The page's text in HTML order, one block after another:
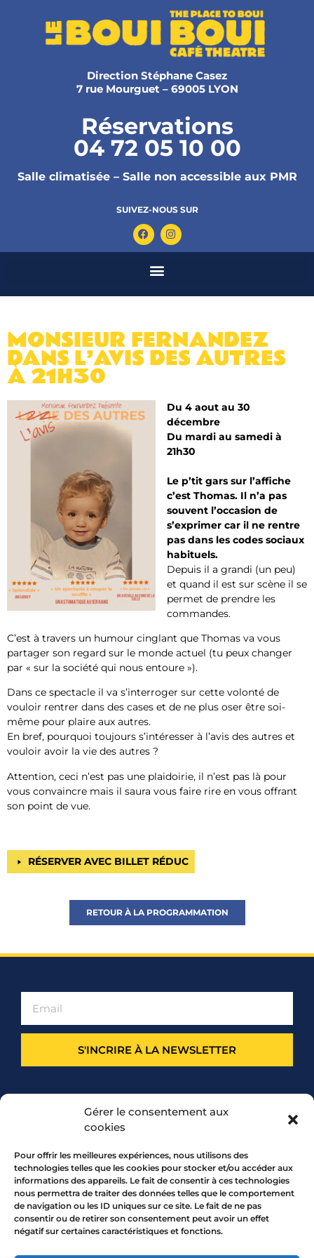
Gérer le consentement aux
cookies
Pour offrir les meilleures expériences, nous utilisons des
technologies telles que les cookies pour stocker et/ou accéder aux
informations des appareils. Le fait de consentir à ces technologies
nous permettra de traiter des données telles que le comportement
de navigation ou les ID uniques sur ce site. Le fait de ne pas
consentir ou de retirer son consentement peut avoir un effet
négatif sur certaines caractéristiques et fonctions.
Direction Stéphane Casez
7 rue Mourguet – 69005 LYON
Réservations
04 72 05 10 00
Salle climatisée – Salle non accessible aux PMR
SUIVEZ-NOUS SUR
MONSIEUR FERNANDEZ
DANS L’AVIS DES AUTRES
À 21H30
Du 4 aout au 30
décembre
Du mardi au samedi à
21h30
Le p’tit gars sur l’affiche
c’est Thomas. Il n’a pas
souvent l’occasion de
s’exprimer car il ne rentre
pas dans les codes sociaux
habituels.
Depuis il a grandi (un peu)
et quand il est sur scène il se
permet de prendre les
commandes.
C’est à travers un humour cinglant que Thomas va vous
partager son regard sur le monde actuel (tu peux changer
par « sur la société qui nous entoure »).
Dans ce spectacle il va s’interroger sur cette volonté de
vouloir rentrer dans des cases et de ne plus oser être soi-
même pour plaire aux autres.
En bref, pourquoi toujours s’intéresser à l’avis des autres et
vouloir avoir la vie des autres ?
Attention, ceci n’est pas une plaidoirie, il n’est pas là pour
vous convaincre mais il saura vous faire rire en vous offrant
son point de vue.
RÉSERVER AVEC BILLET RÉDUC
RETOUR À LA PROGRAMMATION
S'INCRIRE À LA NEWSLETTER